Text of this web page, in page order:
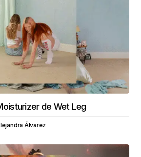
de Wet Leg
Álvarez